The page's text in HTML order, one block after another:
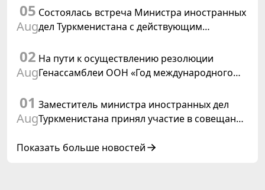
Швейцарской Конфедерации
05
Aug
Состоялась встреча Министра иностранных
дел Туркменистана с действующим
02
Aug
На пути к осуществлению резолюции
Генассамблеи ООН «Год международного
Туркменистаном
01
Aug
Заместитель министра иностранных дел
Туркменистана принял участие в совещании
сотрудничества «Центральная Азия –
Показать больше новостей